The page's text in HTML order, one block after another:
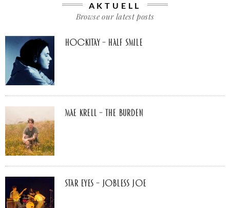
AKTUELL
Browse our latest posts
Hockitay – half smile
Mae Krell – the burden
Star Eyes – Jobless Joe